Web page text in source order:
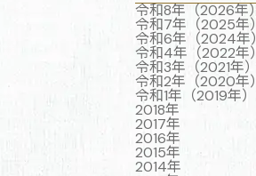
令和8年（2026年）
令和7年（2025年）
令和6年（2024年）
令和4年（2022年）
令和3年（2021年）
令和2年（2020年）
令和1年（2019年）
2018年
2017年
2016年
2015年
2014年